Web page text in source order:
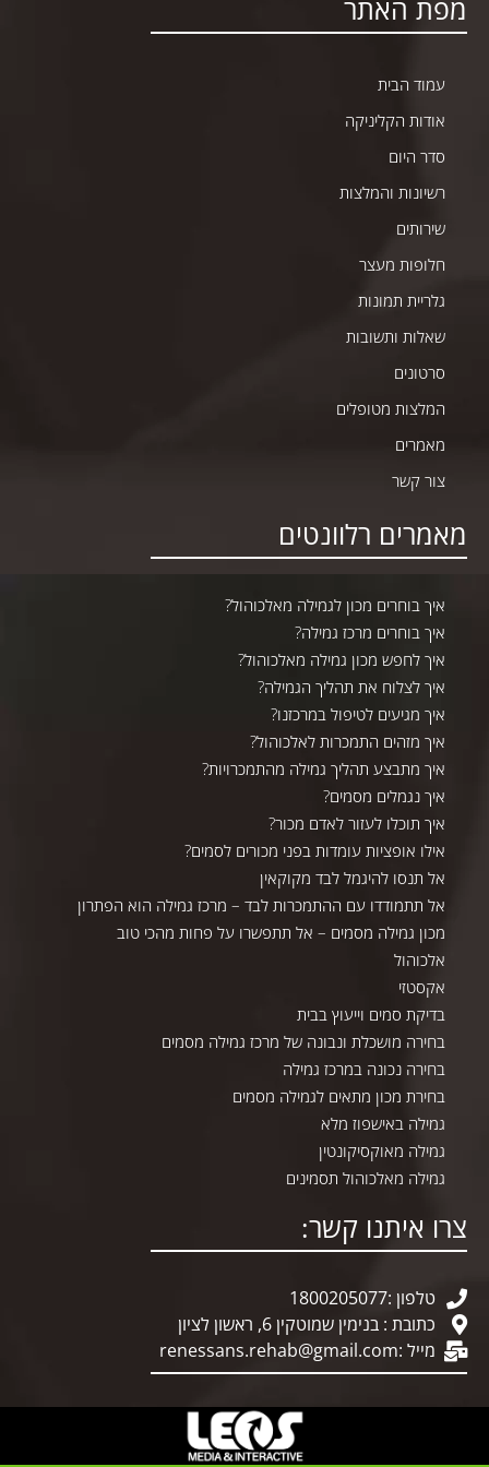
מפת האתר
עמוד הבית
אודות הקליניקה
סדר היום
רשיונות והמלצות
שירותים
חלופות מעצר
גלריית תמונות
שאלות ותשובות
סרטונים
המלצות מטופלים
מאמרים
צור קשר
מאמרים רלוונטים
איך בוחרים מכון לגמילה מאלכוהול?
איך בוחרים מרכז גמילה?
איך לחפש מכון גמילה מאלכוהול?
איך לצלוח את תהליך הגמילה?
איך מגיעים לטיפול במרכזנו?
איך מזהים התמכרות לאלכוהול?
איך מתבצע תהליך גמילה מהתמכרויות?
איך נגמלים מסמים?
איך תוכלו לעזור לאדם מכור?
אילו אופציות עומדות בפני מכורים לסמים?
אל תנסו להיגמל לבד מקוקאין
אל תתמודדו עם ההתמכרות לבד – מרכז גמילה הוא הפתרון
מכון גמילה מסמים – אל תתפשרו על פחות מהכי טוב
אלכוהול
אקסטזי
בדיקת סמים וייעוץ בבית
בחירה מושכלת ונבונה של מרכז גמילה מסמים
בחירה נכונה במרכז גמילה
בחירת מכון מתאים לגמילה מסמים
גמילה באישפוז מלא
גמילה מאוקסיקונטין
גמילה מאלכוהול תסמינים
צרו איתנו קשר:
טלפון :1800205077
כתובת : בנימין שמוטקין 6, ראשון לציון
מייל :renessans.rehab@gmail.com